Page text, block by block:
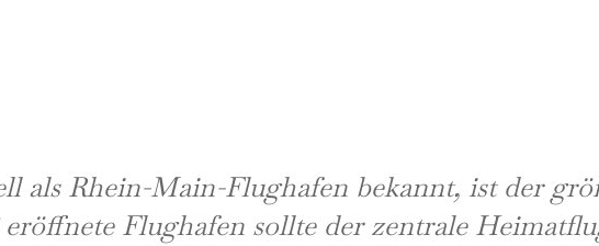
als Rhein-Main-Flughafen bekannt, ist der
eröffnete Flughafen sollte der zentrale